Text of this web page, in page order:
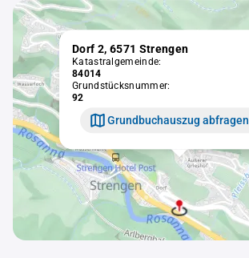
Dorf 2, 6571 Strengen
Katastralgemeinde:
84014
Grundstücksnummer:
92
Grundbuchauszug abfragen